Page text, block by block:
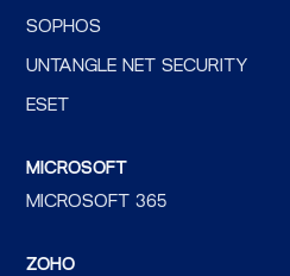
SOPHOS
UNTANGLE NET SECURITY
ESET
MICROSOFT
MICROSOFT 365
ZOHO